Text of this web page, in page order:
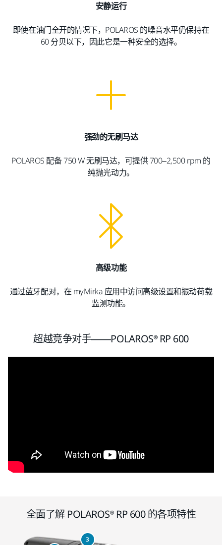
安静运行
即使在油门全开的情况下，POLAROS 的噪音水平仍保持在
60 分贝以下，因此它是一种安全的选择。
强劲的无刷马达
POLAROS 配备 750 W 无刷马达，可提供 700–2,500 rpm 的
纯抛光动力。
高级功能
通过蓝牙配对，在 myMirka 应用中访问高级设置和振动荷载
监测功能。
超越竞争对手——POLAROS® RP 600
全面了解 POLAROS® RP 600 的各项特性
3